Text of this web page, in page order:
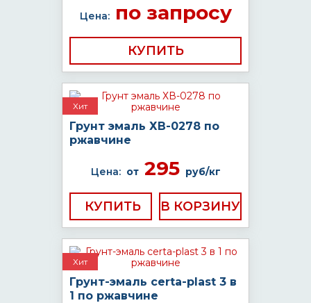
Цена:по запросу
КУПИТЬ
Хит
Грунт эмаль ХВ-0278 по
ржавчине
Цена: от295 руб/кг
КУПИТЬ
Хит
Грунт-эмаль certa-plast 3 в
1 по ржавчине